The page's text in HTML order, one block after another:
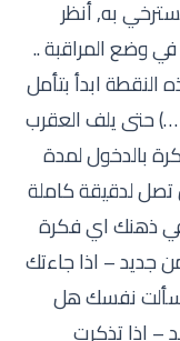
به, أنظر
وضع المراقبة ..
النقطة ابدأ بتأمل
حتى يلف العقرب
بالدخول لمدة
تصل لدقيقة كاملة
في ذهنك اي فكرة
جديد – اذا جاءتك
سألت نفسك هل
– اذا تذكرت